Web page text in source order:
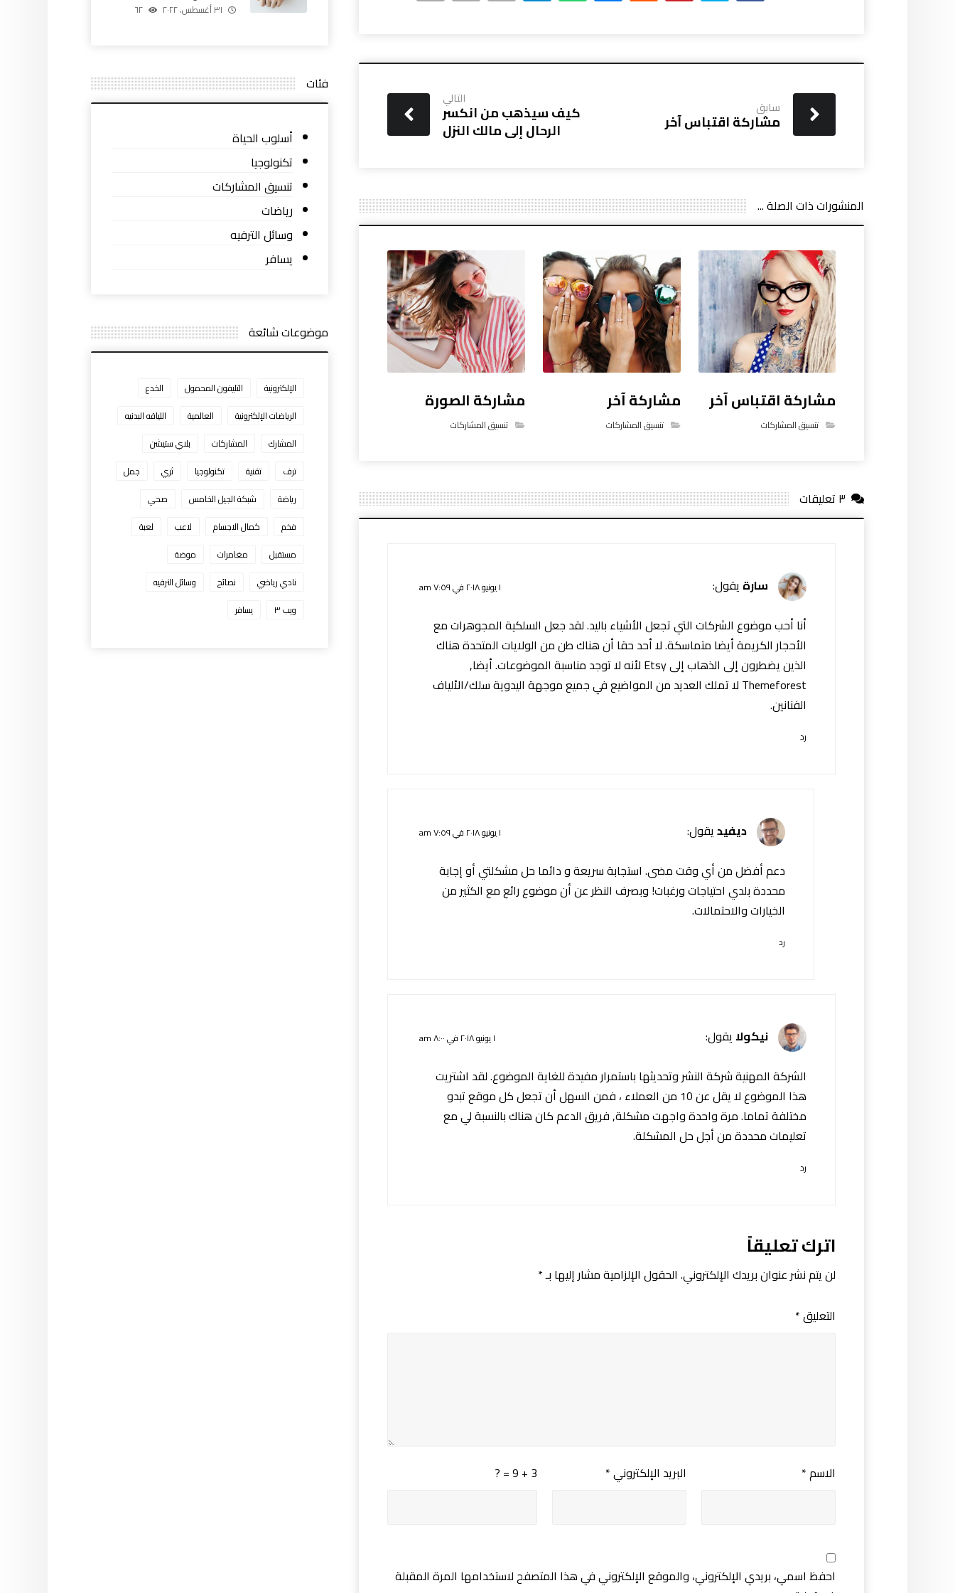
سابق
مشاركة اقتباس آخر
التالي
كيف سيذهب من انكسر
الرحال إلى مالك النزل
المنشورات ذات الصلة ...
مشاركة اقتباس آخر
تنسيق المشاركات
مشاركة آخر
تنسيق المشاركات
مشاركة الصورة
تنسيق المشاركات
٣ تعليقات
سارة يقول: ١ يونيو ٢٠١٨ في ٧:٥٩ am
أنا أحب موضوع الشركات التي تجعل الأشياء باليد. لقد جعل السلكية المجوهرات مع
الأحجار الكريمة أيضا متماسكة. لا أحد حقا أن هناك طن من الولايات المتحدة هناك
الذين يضطرون إلى الذهاب إلى Etsy لأنه لا توجد مناسبة الموضوعات. أيضا,
Themeforest لا تملك العديد من المواضيع في جميع موجهة اليدوية سلك/الألياف
الفنانين.
رد
ديفيديقول: ١ يونيو ٢٠١٨ في ٧:٥٩ am
دعم أفضل من أي وقت مضى. استجابة سريعة و دائما حل مشكلتي أو إجابة
محددة بلدي احتياجات ورغبات! وبصرف النظر عن أن موضوع رائع مع الكثير من
الخيارات والاحتمالات.
رد
نيكولا يقول: ١ يونيو ٢٠١٨ في ٨:٠٠ am
الشركة المهنية شركة النشر وتحديثها باستمرار مفيدة للغاية الموضوع. لقد اشتريت
هذا الموضوع لا يقل عن 10 من العملاء ، فمن السهل أن تجعل كل موقع تبدو
مختلفة تماما. مرة واحدة واجهت مشكلة, فريق الدعم كان هناك بالنسبة لي مع
تعليمات محددة من أجل حل المشكلة.
رد
اترك تعليقاً
لن يتم نشر عنوان بريدك الإلكتروني. الحقول الإلزامية مشار إليها بـ*
التعليق*
الاسم* البريد الإلكتروني*
3 + 9 = ?
احفظ اسمي، بريدي الإلكتروني، والموقع الإلكتروني في هذا المتصفح لاستخدامها المرة المقبلة
٣١ أغسطس، ٢٠٢٢ ٦٢
فئات
أسلوب الحياة
تكنولوجيا
تنسيق المشاركات
رياضات
وسائل الترفيه
يسافر
موضوعات شائعة
الإلكترونية التليفون المحمول
الخدع
الرياضات الإلكترونية
العالمية
اللياقه البدنيه
المشارك
المشاركات
بلاي ستيشن
ترف
تقنية تكنولوجيا ثري
جمل
رياضة
شبكة الجيل الخامس
صحي
فخم
كمال الاجسام لاعب
لعبة
مستقبل
مغامرات
موضة
نادي رياضي
نصائح
وسائل الترفيه
ويب ٣
يسافر